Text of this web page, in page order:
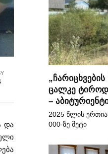
და
ცალკე
–
2025 წლის
000-ზე მეტი